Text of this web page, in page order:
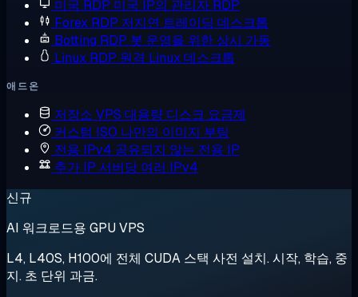
미국 RDP 미국 IP의 관리자 RDP
Forex RDP 저지연 트레이딩 데스크톱
Botting RDP 봇 운영을 위한 상시 가동
Linux RDP 원격 Linux 데스크톱
애드온
저장소 VPS 대용량 디스크 요금제
커스텀 ISO 나만의 이미지 부팅
전용 IPv4 공유되지 않는 전용 IP
추가 IP 서버당 여러 IPv4
신규
AI 워크로드용 GPU VPS
L4, L40S, H100에 전체 CUDA 스택 사전 설치. 시작, 학습, 중
지. 초 단위 과금.